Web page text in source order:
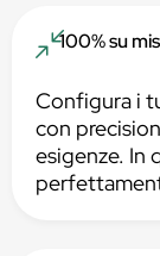
100% su
Configura i
con
esigenze. In